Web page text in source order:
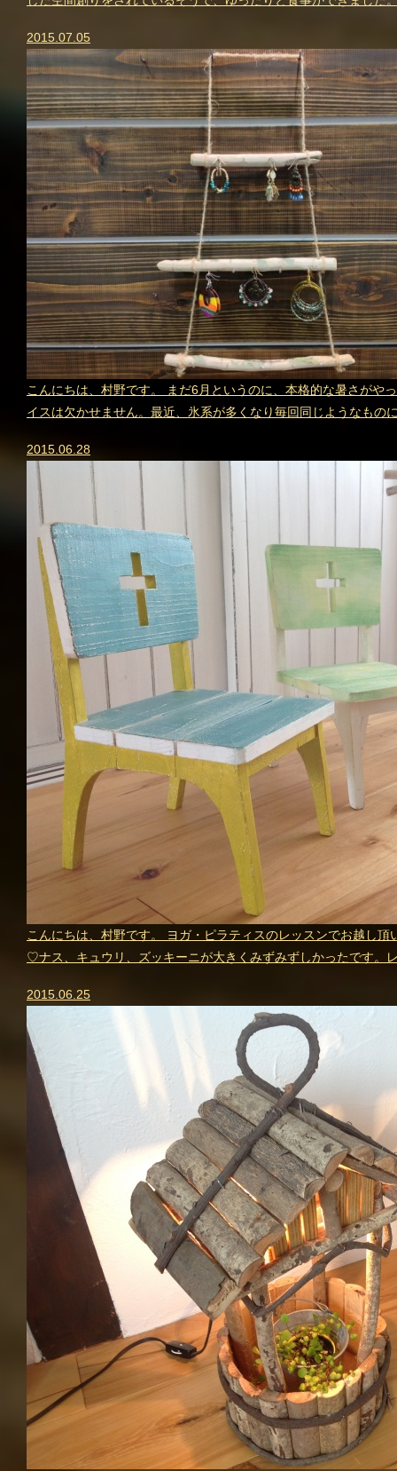
2015.07.05
こんにちは、村野です。 まだ6月というのに、本格的な暑さがや
イスは欠かせません。最近、氷系が多くなり毎回同じようなもの
2015.06.28
こんにちは、村野です。 ヨガ・ピラティスのレッスンでお越し
♡ナス、キュウリ、ズッキーニが大きくみずみずしかったです。
2015.06.25